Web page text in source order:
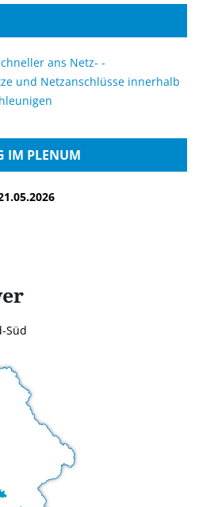
ans Netz- -
und Netzanschlüsse innerhalb
IM PLENUM
Süd